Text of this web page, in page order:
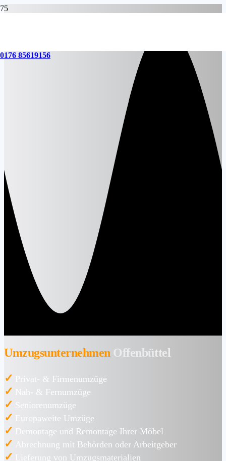
0176 85619156
Umzugsunternehmen Offenbüttel
✓ Privat- & Firmenumzüge
✓ Nah- & Fernumzüge
✓ Seniorenumzüge
✓ Europaweite Umzüge
✓ Demontage und Remontage Ihrer Möbel
✓ Abrechnung mit Behörden oder Arbeitgeber
✓ Lieferung von Umzugsmaterialien